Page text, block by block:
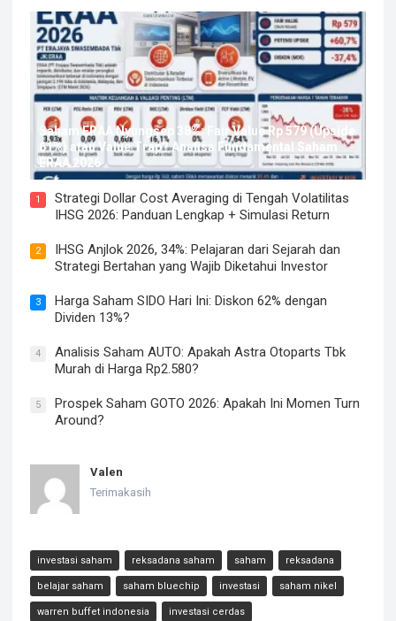
Saham ERAA Nyungsep 38%: Fair Value Rp 579 (Upside
61%) atau Value Trap? Analisa Fundamental Saham
ERAA 2026
1
Strategi Dollar Cost Averaging di Tengah Volatilitas
IHSG 2026: Panduan Lengkap + Simulasi Return
2
IHSG Anjlok 2026, 34%: Pelajaran dari Sejarah dan
Strategi Bertahan yang Wajib Diketahui Investor
3
Harga Saham SIDO Hari Ini: Diskon 62% dengan
Dividen 13%?
4
Analisis Saham AUTO: Apakah Astra Otoparts Tbk
Murah di Harga Rp2.580?
5
Prospek Saham GOTO 2026: Apakah Ini Momen Turn
Around?
Valen
Terimakasih
investasi saham reksadana saham saham reksadana
belajar saham saham bluechip investasi saham nikel
warren buffet indonesia investasi cerdas